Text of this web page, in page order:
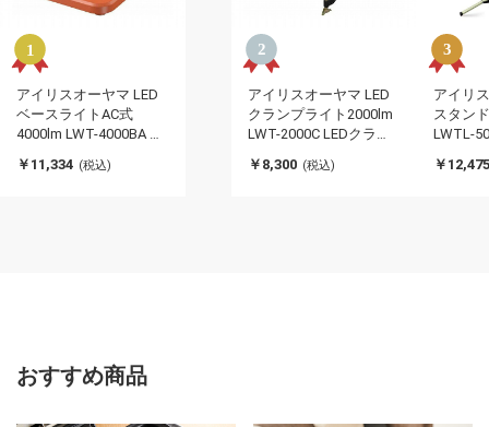
アイリスオーヤマ LED
ベースライトAC式
4000lm LWT-4000BA 投
内 4000ml LED作業灯
￥11,334 (税込)
アイリスオーヤマ LED
クランプライト2000lm
LWT-2000C LEDクラン
IRIS OYAMA(代引不可)
￥8,300 (税込)
アイリ
スタン
LWTL-
￥12,475
おすすめ商品